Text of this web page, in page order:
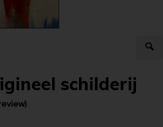
schilderij